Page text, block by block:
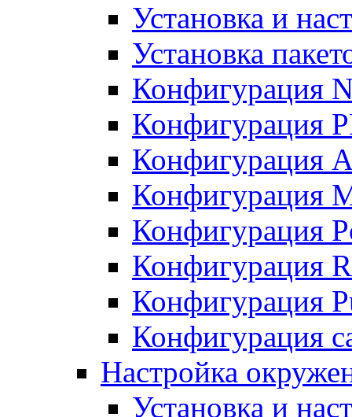
Установка и
Установка
Конфигурация
Конфигурация
Конфигурация
Конфигурация
Конфигурация
Конфигурация
Конфигурация
Конфигурация
Настройка
Установка и